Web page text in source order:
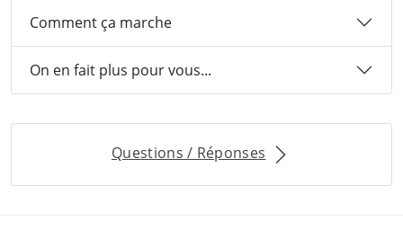
Comment ça marche
On en fait plus pour vous...
Questions / Réponses